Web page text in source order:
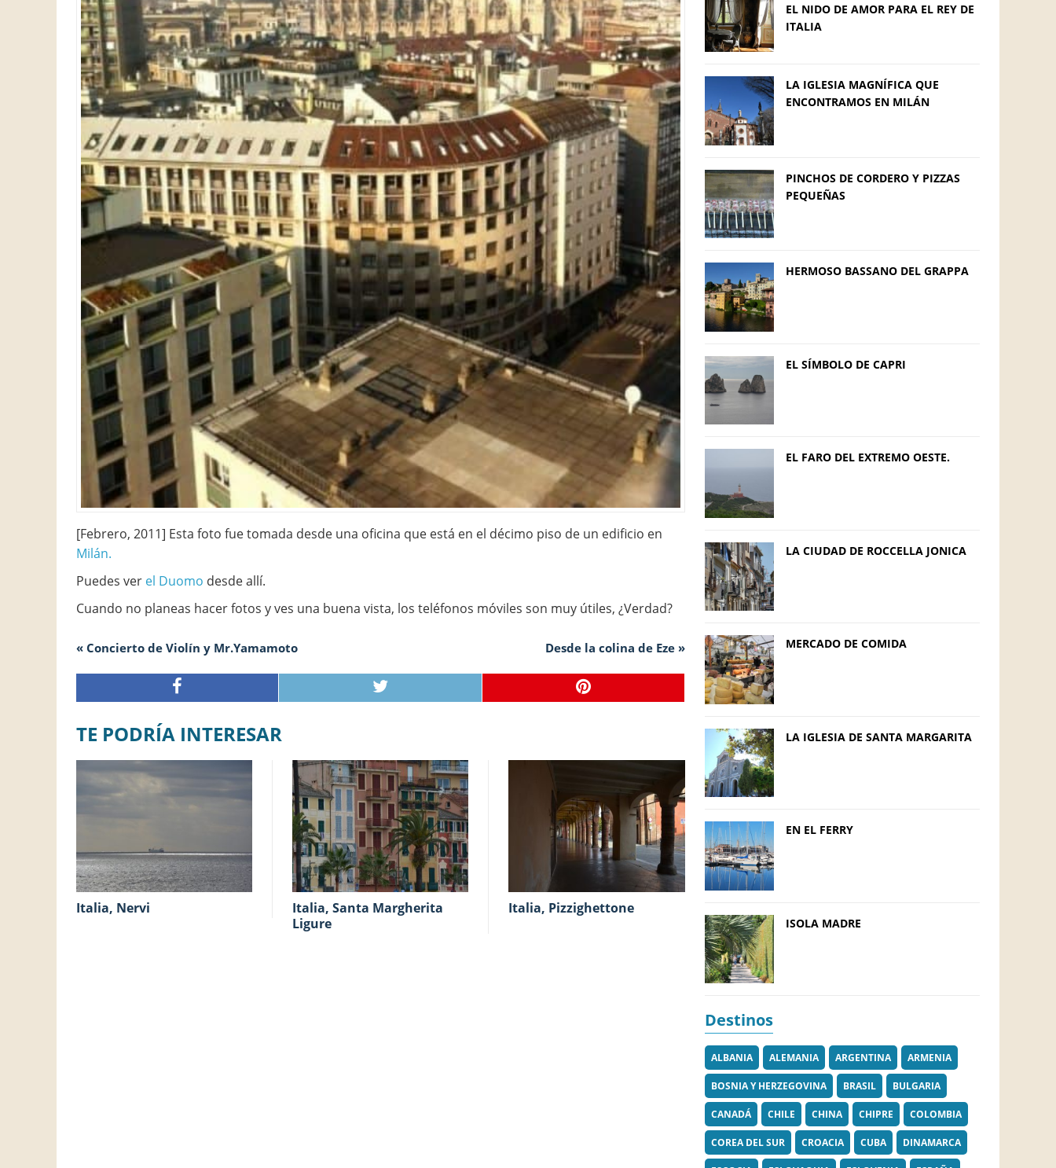
[Febrero, 2011] Esta foto fue tomada desde una oficina que está en el décimo piso de un edificio en
Milán.
Puedes ver el Duomo desde allí.
Cuando no planeas hacer fotos y ves una buena vista, los teléfonos móviles son muy útiles, ¿Verdad?
« Concierto de Violín y Mr.Yamamoto Desde la colina de Eze »
TE PODRÍA INTERESAR
Italia, Nervi
Italia, Santa Margherita
Ligure
Italia, Pizzighettone
EL NIDO DE AMOR PARA EL REY DE
ITALIA
LA IGLESIA MAGNÍFICA QUE
ENCONTRAMOS EN MILÁN
PINCHOS DE CORDERO Y PIZZAS
PEQUEÑAS
HERMOSO BASSANO DEL GRAPPA
EL SÍMBOLO DE CAPRI
EL FARO DEL EXTREMO OESTE.
LA CIUDAD DE ROCCELLA JONICA
MERCADO DE COMIDA
LA IGLESIA DE SANTA MARGARITA
EN EL FERRY
ISOLA MADRE
Destinos
ALBANIA ALEMANIA ARGENTINA ARMENIA
BOSNIA Y HERZEGOVINA BRASIL BULGARIA
CANADÁ CHILE CHINA CHIPRE COLOMBIA
COREA DEL SUR CROACIA CUBA DINAMARCA